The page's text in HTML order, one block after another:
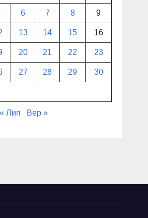
6 7 8 9
13 14 15 16
20 21 22 23
27 28 29 30
« Лип Вер »